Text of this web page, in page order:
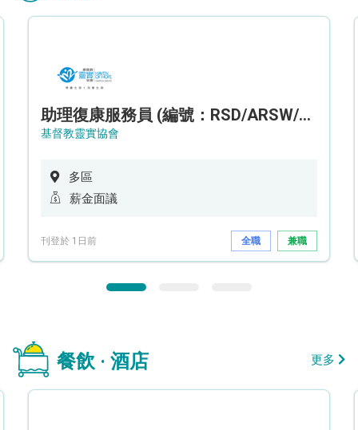
助理復康服務員 (編號：RSD/ARSW/CTE)
基督教靈實協會
多區
薪金面議
刊登於 1日前 全職 兼職
餐飲 · 酒店 更多